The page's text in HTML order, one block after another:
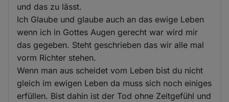
und das zu lässt.
Ich Glaube und glaube auch an das ewige Leben
wenn ich in Gottes Augen gerecht war wird mir
das gegeben. Steht geschrieben das wir alle mal
vorm Richter stehen.
Wenn man aus scheidet vom Leben bist du nicht
gleich im ewigen Leben da muss sich noch einiges
erfüllen. Bist dahin ist der Tod ohne Zeitgefühl und